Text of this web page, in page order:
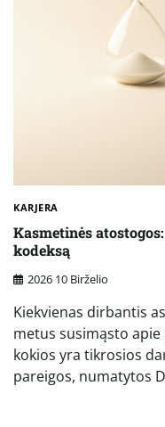
KARJERA
Kasmetinės
kodeksą
2026 10 Birželio
Kiekvienas dirbantis
metus susimąsto apie
kokios yra tikrosios
pareigos, numatytos